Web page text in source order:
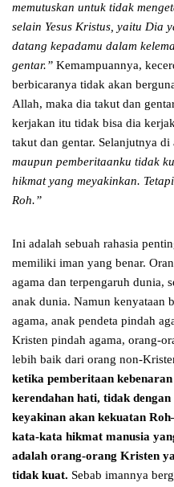
memutuskan untuk tidak
selain Yesus Kristus, yaitu Dia
datang kepadamu dalam
gentar.” Kemampuannya,
berbicaranya tidak akan
Allah, maka dia takut dan
kerjakan itu tidak bisa dia
takut dan gentar. Selanjutnya di
maupun pemberitaanku tidak
hikmat yang meyakinkan.
Roh.”
Ini adalah sebuah rahasia
memiliki iman yang benar.
agama dan terpengaruh dunia,
anak dunia. Namun kenyataan
agama, anak pendeta pindah
Kristen pindah agama, orang-
lebih baik dari orang non-
ketika pemberitaan
kerendahan hati, tidak
keyakinan akan kekuatan
kata-kata hikmat manusia
adalah orang-orang Kristen
tidak kuat. Sebab imannya